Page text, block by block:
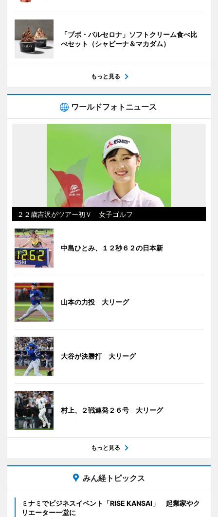
「ブボ・バルセロナ」ソフトクリーム食べ比
べセット（シャビーナ＆マカダム）
もっと見る
ワールドフォトニュース
２２歳吉沢がツアー初Ｖ 女子ゴルフ
中島ひとみ、１２秒６２の日本新
山本の力投 大リーグ
大谷が決勝打 大リーグ
村上、２戦連発２６号 大リーグ
もっと見る
みん経トピックス
ミナミでビジネスイベント「RISE KANSAI」 起業家やク
リエーター一堂に